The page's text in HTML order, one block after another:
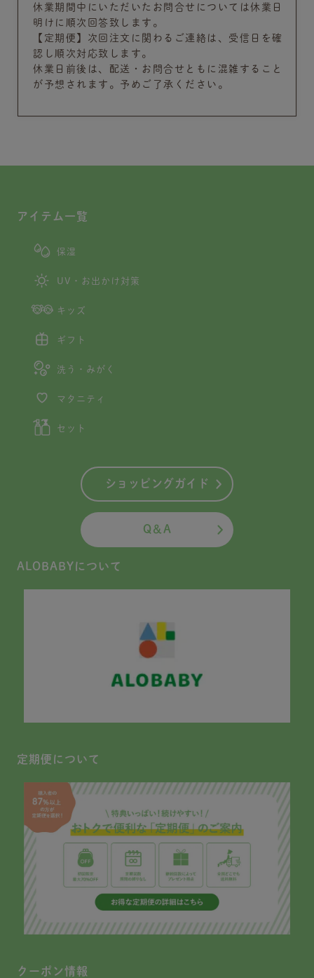
休業期間中にいただいたお問合せについては休業日
明けに順次回答致します。
【定期便】次回注文に関わるご連絡は、受信日を確
認し順次対応致します。
休業日前後は、配送・お問合せともに混雑すること
が予想されます。予めご了承ください。
アイテム一覧
保湿
UV・お出かけ対策
キッズ
ギフト
洗う・みがく
マタニティ
セット
ショッピングガイド
Q＆A
ALOBABYについて
定期便について
クーポン情報